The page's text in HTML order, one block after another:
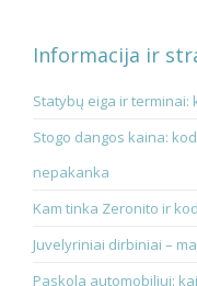
Informacija ir
Statybų eiga ir
Stogo dangos kaina:
nepakanka
Kam tinka Zeronito ir
Juvelyriniai dirbiniai –
Paskola automobiliui: